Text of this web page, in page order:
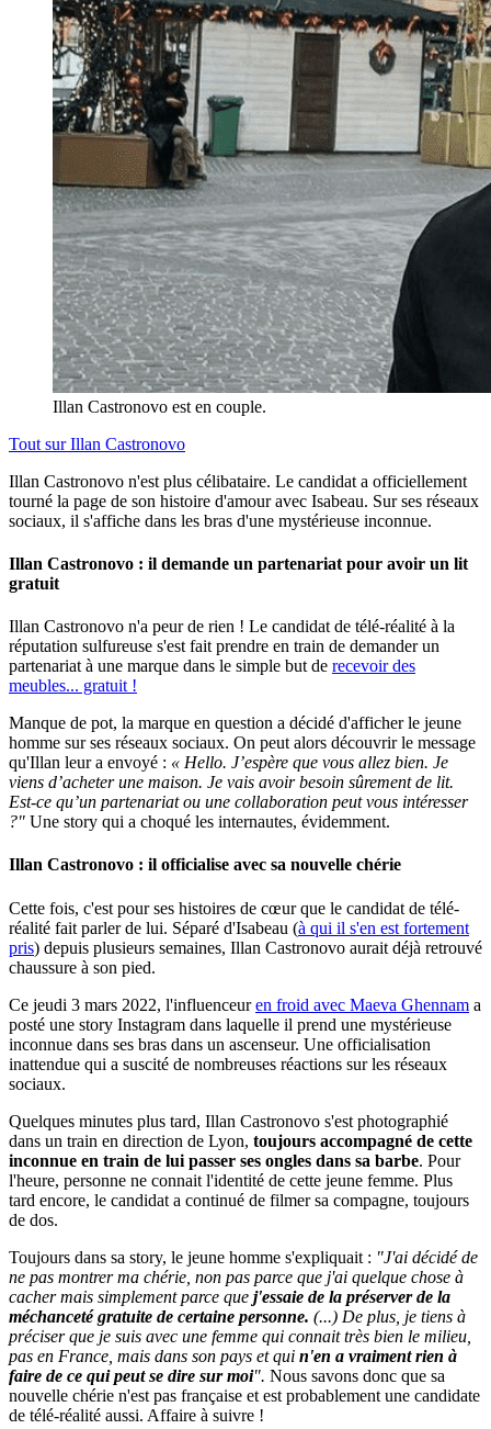
Illan Castronovo est en couple.
Tout surIllan Castronovo
Illan Castronovo n'est plus célibataire. Le candidat a officiellement
tourné la page de son histoire d'amour avec Isabeau. Sur ses réseaux
sociaux, il s'affiche dans les bras d'une mystérieuse inconnue.
Illan Castronovo : il demande un partenariat pour avoir un lit
gratuit
Illan Castronovo n'a peur de rien ! Le candidat de télé-réalité à la
réputation sulfureuse s'est fait prendre en train de demander un
partenariat à une marque dans le simple but de recevoir des
meubles... gratuit !
Manque de pot, la marque en question a décidé d'afficher le jeune
homme sur ses réseaux sociaux. On peut alors découvrir le message
qu'Illan leur a envoyé : « Hello. J’espère que vous allez bien. Je
viens d’acheter une maison. Je vais avoir besoin sûrement de lit.
Est-ce qu’un partenariat ou une collaboration peut vous intéresser
?" Une story qui a choqué les internautes, évidemment.
Illan Castronovo : il officialise avec sa nouvelle chérie
Cette fois, c'est pour ses histoires de cœur que le candidat de télé-
réalité fait parler de lui. Séparé d'Isabeau (à qui il s'en est fortement
pris) depuis plusieurs semaines, Illan Castronovo aurait déjà retrouvé
chaussure à son pied.
Ce jeudi 3 mars 2022, l'influenceuren froid avec Maeva Ghennam a
posté une story Instagram dans laquelle il prend une mystérieuse
inconnue dans ses bras dans un ascenseur. Une officialisation
inattendue qui a suscité de nombreuses réactions sur les réseaux
sociaux.
Quelques minutes plus tard, Illan Castronovo s'est photographié
dans un train en direction de Lyon, toujours accompagné de cette
inconnue en train de lui passer ses ongles dans sa barbe. Pour
l'heure, personne ne connait l'identité de cette jeune femme. Plus
tard encore, le candidat a continué de filmer sa compagne, toujours
de dos.
Toujours dans sa story, le jeune homme s'expliquait : "J'ai décidé de
ne pas montrer ma chérie, non pas parce que j'ai quelque chose à
cacher mais simplement parce que j'essaie de la préserver de la
méchanceté gratuite de certaine personne. (...) De plus, je tiens à
préciser que je suis avec une femme qui connait très bien le milieu,
pas en France, mais dans son pays et qui n'en a vraiment rien à
faire de ce qui peut se dire sur moi". Nous savons donc que sa
nouvelle chérie n'est pas française et est probablement une candidate
de télé-réalité aussi. Affaire à suivre !